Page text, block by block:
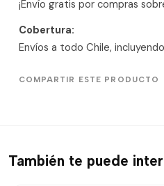
¡Envío gratis por compras
Cobertura:
Envíos a todo Chile,
COMPARTIR ESTE PRODUCTO
También te puede